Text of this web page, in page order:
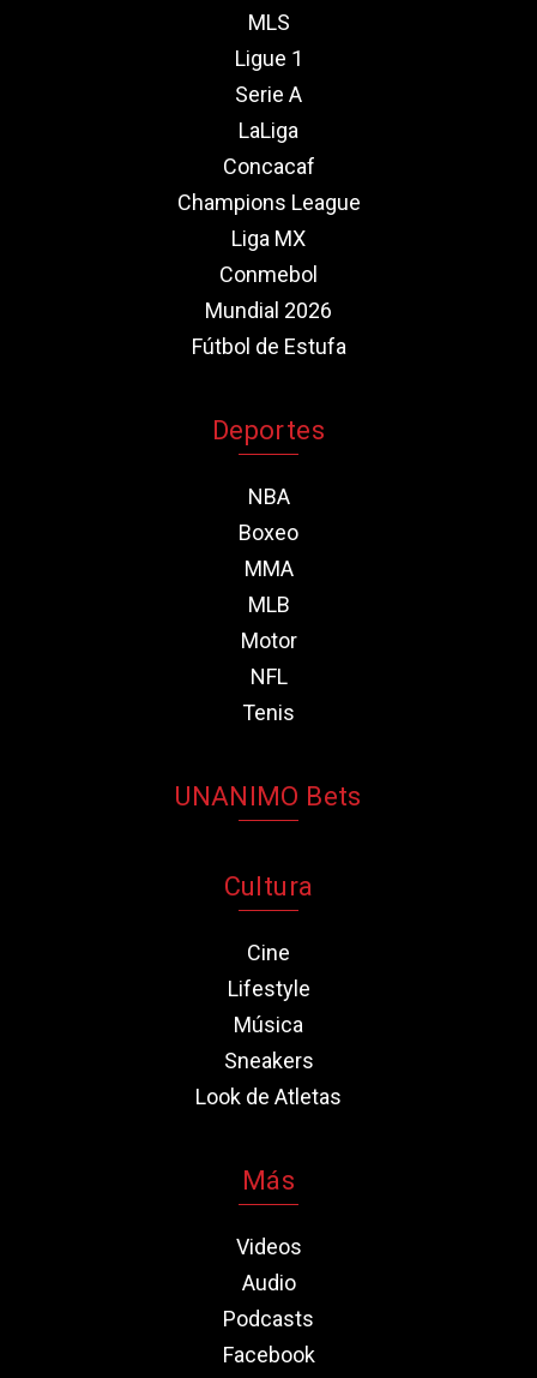
MLS
Ligue 1
Serie A
LaLiga
Concacaf
Champions League
Liga MX
Conmebol
Mundial 2026
Fútbol de Estufa
Deportes
NBA
Boxeo
MMA
MLB
Motor
NFL
Tenis
UNANIMO Bets
Cultura
Cine
Lifestyle
Música
Sneakers
Look de Atletas
Más
Videos
Audio
Podcasts
Facebook